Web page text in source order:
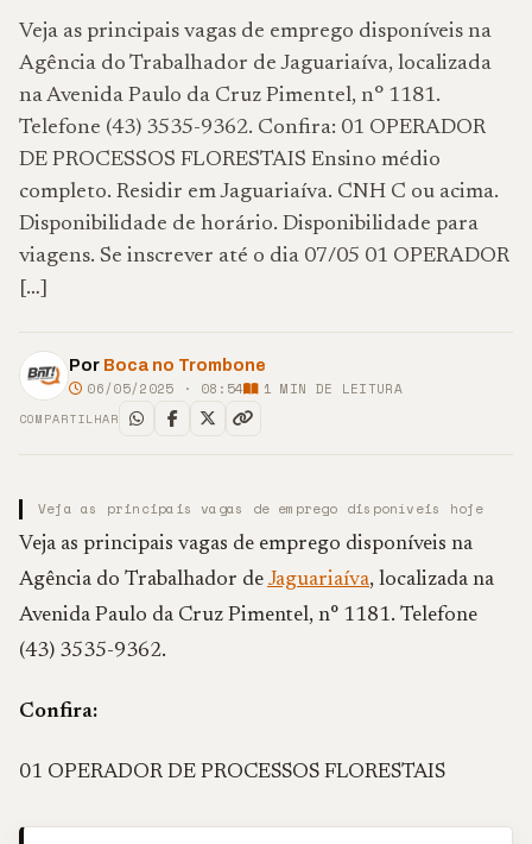
Veja as principais vagas de emprego disponíveis na
Agência do Trabalhador de Jaguariaíva, localizada
na Avenida Paulo da Cruz Pimentel, n° 1181.
Telefone (43) 3535-9362. Confira: 01 OPERADOR
DE PROCESSOS FLORESTAIS Ensino médio
completo. Residir em Jaguariaíva. CNH C ou acima.
Disponibilidade de horário. Disponibilidade para
viagens. Se inscrever até o dia 07/05 01 OPERADOR
[…]
Por Boca no Trombone
06/05/2025 · 08:54 1 MIN DE LEITURA
COMPARTILHAR
Veja as principais vagas de emprego disponíveis hoje
Veja as principais vagas de emprego disponíveis na
Agência do Trabalhador de Jaguariaíva, localizada na
Avenida Paulo da Cruz Pimentel, n° 1181. Telefone
(43) 3535-9362.
Confira:
01 OPERADOR DE PROCESSOS FLORESTAIS